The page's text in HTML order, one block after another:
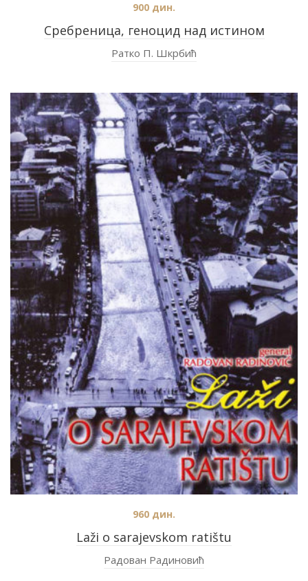
Сребреница, геноцид над истином
900 дин.
Ратко П. Шкрбић
Laži o sarajevskom ratištu
960 дин.
Радован Радиновић